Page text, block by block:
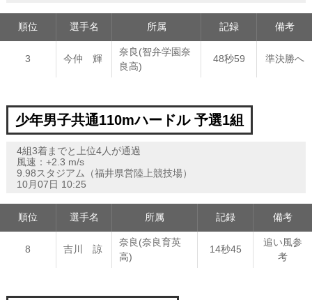
順位 選手名 所属 記録 備考
3 今仲 輝
奈良(智弁学園奈
良高)
48秒59 準決勝へ
少年男子共通110mハードル 予選1組
4組3着までと上位4人が通過
風速：+2.3 m/s
9.98スタジアム（福井県営陸上競技場）
10月07日 10:25
順位 選手名 所属 記録 備考
8 吉川 諒
奈良(奈良育英
高)
14秒45
追い風参
考